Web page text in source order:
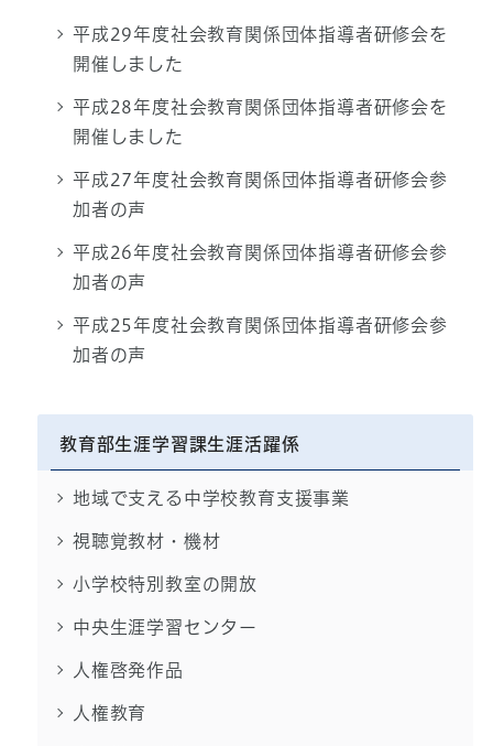
平成29年度社会教育関係団体指導者研修会を
開催しました
平成28年度社会教育関係団体指導者研修会を
開催しました
平成27年度社会教育関係団体指導者研修会参
加者の声
平成26年度社会教育関係団体指導者研修会参
加者の声
平成25年度社会教育関係団体指導者研修会参
加者の声
教育部生涯学習課生涯活躍係
地域で支える中学校教育支援事業
視聴覚教材・機材
小学校特別教室の開放
中央生涯学習センター
人権啓発作品
人権教育